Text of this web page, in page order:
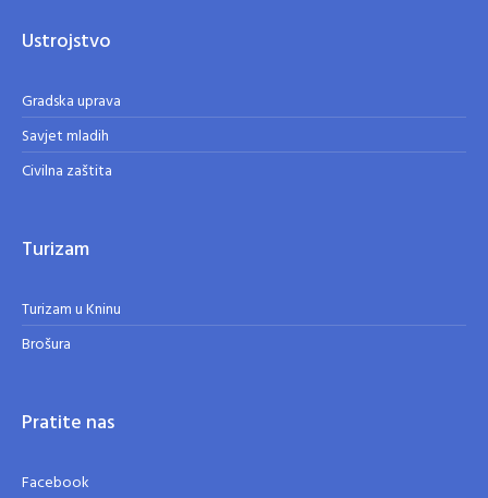
Ustrojstvo
Gradska uprava
Savjet mladih
Civilna zaštita
Turizam
Turizam u Kninu
Brošura
Pratite nas
Facebook